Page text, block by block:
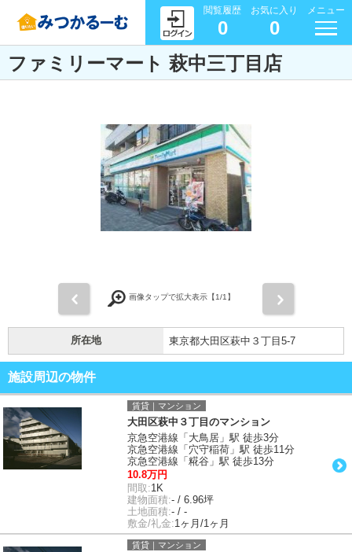
閲覧履歴
0
お気に入り
0
メニュー
ファミリーマート 萩中三丁目店
画像タップで拡大表示【1/1】
所在地 東京都大田区萩中３丁目5-7
施設周辺の物件
賃貸｜マンション
大田区萩中３丁目のマンション
京急空港線「大鳥居」駅 徒歩3分
京急空港線「穴守稲荷」駅 徒歩11分
京急空港線「糀谷」駅 徒歩13分
10.8万円
間取:1K
建物面積:- / 6.96坪
土地面積:- / -
敷金/礼金:1ヶ月/1ヶ月
賃貸｜マンション